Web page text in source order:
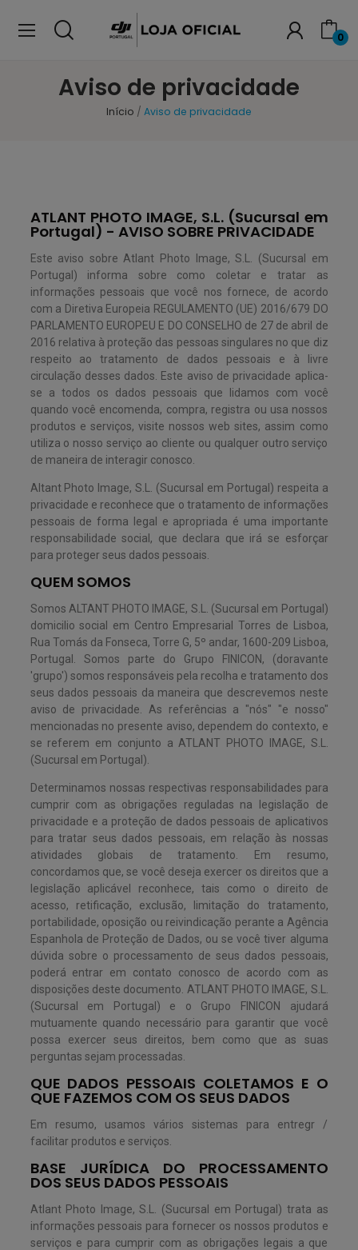
0
Aviso de privacidade
Início Aviso de privacidade
ATLANT PHOTO IMAGE, S.L. (Sucursal em
Portugal) - AVISO SOBRE PRIVACIDADE
Este aviso sobre Atlant Photo Image, S.L. (Sucursal em
Portugal) informa sobre como coletar e tratar as
informações pessoais que você nos fornece, de acordo
com a Diretiva Europeia REGULAMENTO (UE) 2016/679 DO
PARLAMENTO EUROPEU E DO CONSELHO de 27 de abril de
2016 relativa à proteção das pessoas singulares no que diz
respeito ao tratamento de dados pessoais e à livre
circulação desses dados. Este aviso de privacidade aplica-
se a todos os dados pessoais que lidamos com você
quando você encomenda, compra, registra ou usa nossos
produtos e serviços, visite nossos web sites, assim como
utiliza o nosso serviço ao cliente ou qualquer outro serviço
de maneira de interagir conosco.
Altant Photo Image, S.L. (Sucursal em Portugal) respeita a
privacidade e reconhece que o tratamento de informações
pessoais de forma legal e apropriada é uma importante
responsabilidade social, que declara que irá se esforçar
para proteger seus dados pessoais.
QUEM SOMOS
Somos ALTANT PHOTO IMAGE, S.L. (Sucursal em Portugal)
domicilio social em Centro Empresarial Torres de Lisboa,
Rua Tomás da Fonseca, Torre G, 5º andar, 1600-209 Lisboa,
Portugal. Somos parte do Grupo FINICON, (doravante
'grupo') somos responsáveis pela recolha e tratamento dos
seus dados pessoais da maneira que descrevemos neste
aviso de privacidade. As referências a "nós" "e nosso"
mencionadas no presente aviso, dependem do contexto, e
se referem em conjunto a ATLANT PHOTO IMAGE, S.L.
(Sucursal em Portugal).
Determinamos nossas respectivas responsabilidades para
cumprir com as obrigações reguladas na legislação de
privacidade e a proteção de dados pessoais de aplicativos
para tratar seus dados pessoais, em relação às nossas
atividades globais de tratamento. Em resumo,
concordamos que, se você deseja exercer os direitos que a
legislação aplicável reconhece, tais como o direito de
acesso, retificação, exclusão, limitação do tratamento,
portabilidade, oposição ou reivindicação perante a Agência
Espanhola de Proteção de Dados, ou se você tiver alguma
dúvida sobre o processamento de seus dados pessoais,
poderá entrar em contato conosco de acordo com as
disposições deste documento. ATLANT PHOTO IMAGE, S.L.
(Sucursal em Portugal) e o Grupo FINICON ajudará
mutuamente quando necessário para garantir que você
possa exercer seus direitos, bem como que as suas
perguntas sejam processadas.
QUE DADOS PESSOAIS COLETAMOS E O
QUE FAZEMOS COM OS SEUS DADOS
Em resumo, usamos vários sistemas para entregr /
facilitar produtos e serviços.
BASE JURÍDICA DO PROCESSAMENTO
DOS SEUS DADOS PESSOAIS
Atlant Photo Image, S.L. (Sucursal em Portugal) trata as
informações pessoais para fornecer os nossos produtos e
serviços e para cumprir com as obrigações legais a que